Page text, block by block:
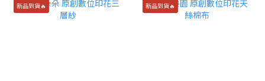
新品到貨🔥 新品到貨🔥